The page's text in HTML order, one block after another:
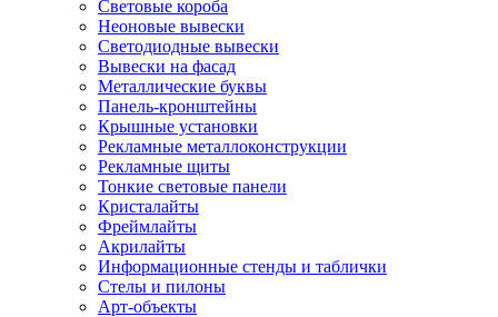
Световые короба
Неоновые вывески
Светодиодные вывески
Вывески на фасад
Металлические буквы
Панель-кронштейны
Крышные установки
Рекламные металлоконструкции
Рекламные щиты
Тонкие световые панели
Кристалайты
Фреймлайты
Акрилайты
Информационные стенды и таблички
Стелы и пилоны
Арт-объекты